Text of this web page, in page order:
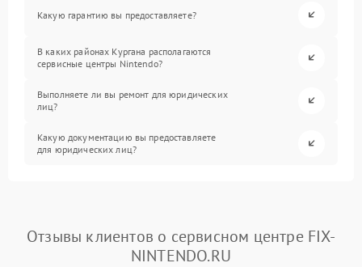
Какую гарантию вы предоставляете?
В каких районах Кургана располагаются
сервисные центры Nintendo?
Выполняете ли вы ремонт для юридических
лиц?
Какую документацию вы предоставляете
для юридических лиц?
Отзывы клиентов о сервисном центре FIX-
NINTENDO.RU